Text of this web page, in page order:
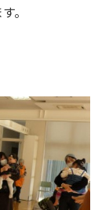
。